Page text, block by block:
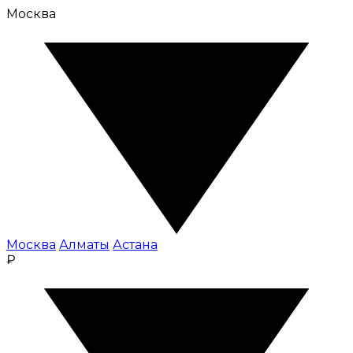
Москва
Москва Алматы Астана
₽